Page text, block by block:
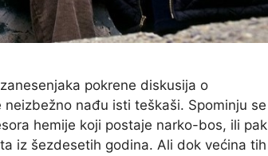
pokrene diskusija o
nađu isti teškaši. Spominju se
hemije koji postaje narko-bos, ili pak
iz šezdesetih godina. Ali dok većina tih